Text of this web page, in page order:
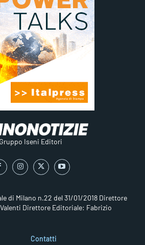
Gruppo Iseni Editori
di Milano n.22 del 31/01/2018 Direttore
Direttore Editoriale: Fabrizio
Contatti